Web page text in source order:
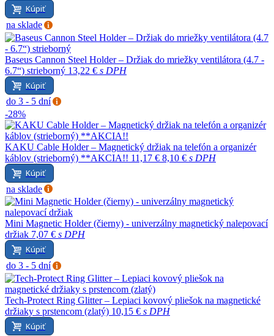
Kúpiť
na sklade
Baseus Cannon Steel Holder – Držiak do mriežky ventilátora (4.7 -
6.7“) strieborný 13,22 € s DPH
Kúpiť
do 3 - 5 dní
-28%
KAKU Cable Holder – Magnetický držiak na telefón a organizér
káblov (strieborný) **AKCIA!! 11,17 € 8,10 € s DPH
Kúpiť
na sklade
Mini Magnetic Holder (čierny) - univerzálny magnetický nalepovací
držiak 7,07 € s DPH
Kúpiť
do 3 - 5 dní
Tech-Protect Ring Glitter – Lepiaci kovový pliešok na magnetické
držiaky s prstencom (zlatý) 10,15 € s DPH
Kúpiť